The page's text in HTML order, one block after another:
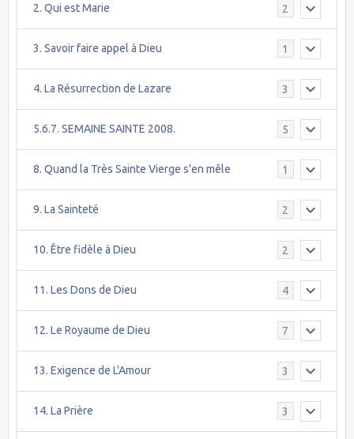
2. Qui est Marie 2
3. Savoir faire appel à Dieu 1
4. La Résurrection de Lazare 3
5.6.7. SEMAINE SAINTE 2008. 5
8. Quand la Très Sainte Vierge s'en mêle 1
9. La Sainteté 2
10. Être fidèle à Dieu 2
11. Les Dons de Dieu 4
12. Le Royaume de Dieu 7
13. Exigence de L'Amour 3
14. La Prière 3